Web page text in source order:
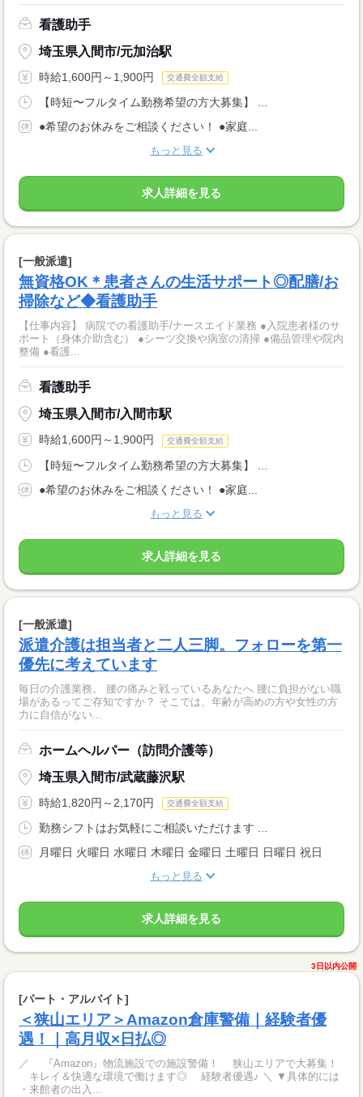
看護助手
埼玉県入間市/元加治駅
時給1,600円～1,900円 交通費全額支給
【時短〜フルタイム勤務希望の方大募集】 ...
●希望のお休みをご相談ください！ ●家庭...
もっと見る
求人詳細を見る
[一般派遣]
無資格OK＊患者さんの生活サポート◎配膳/お
掃除など◆看護助手
【仕事内容】 病院での看護助手/ナースエイド業務 ●入院患者様のサ
ポート（身体介助含む） ●シーツ交換や病室の清掃 ●備品管理や院内
整備 ●看護...
看護助手
埼玉県入間市/入間市駅
時給1,600円～1,900円 交通費全額支給
【時短〜フルタイム勤務希望の方大募集】 ...
●希望のお休みをご相談ください！ ●家庭...
もっと見る
求人詳細を見る
[一般派遣]
派遣介護は担当者と二人三脚。フォローを第一
優先に考えています
毎日の介護業務。 腰の痛みと戦っているあなたへ 腰に負担がない職
場があるってご存知ですか？ そこでは、年齢が高めの方や女性の方
力に自信がない...
ホームヘルパー（訪問介護等）
埼玉県入間市/武蔵藤沢駅
時給1,820円～2,170円 交通費全額支給
勤務シフトはお気軽にご相談いただけます ...
月曜日 火曜日 水曜日 木曜日 金曜日 土曜日 日曜日 祝日
もっと見る
求人詳細を見る
3日以内公開
[パート・アルバイト]
＜狭山エリア＞Amazon倉庫警備｜経験者優
遇！｜高月収×日払◎
／ 『Amazon』物流施設での施設警備！ 狭山エリアで大募集！
キレイ＆快適な環境で働けます◎ 経験者優遇♪ ＼ ▼具体的には
・来館者の出入...